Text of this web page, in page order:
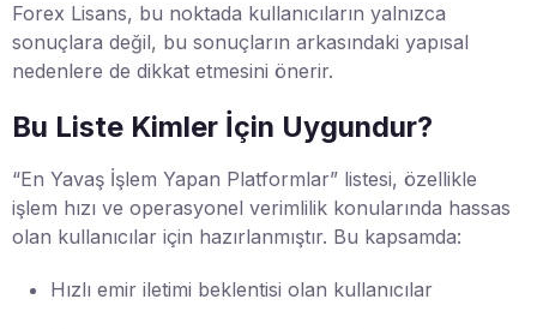
Forex Lisans, bu noktada kullanıcıların yalnızca
sonuçlara değil, bu sonuçların arkasındaki yapısal
nedenlere de dikkat etmesini önerir.
Bu Liste Kimler İçin Uygundur?
“En Yavaş İşlem Yapan Platformlar” listesi, özellikle
işlem hızı ve operasyonel verimlilik konularında hassas
olan kullanıcılar için hazırlanmıştır. Bu kapsamda:
Hızlı emir iletimi beklentisi olan kullanıcılar